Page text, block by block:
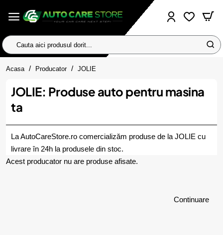
Cauta
aici
produsul
Acasa homeProducator JOLIE
JOLIE: Produse auto pentru masina
ta
La AutoCareStore.ro comercializăm produse de la JOLIE cu
livrare în 24h la produsele din stoc.
Acest producator nu are produse afisate.
Continuare